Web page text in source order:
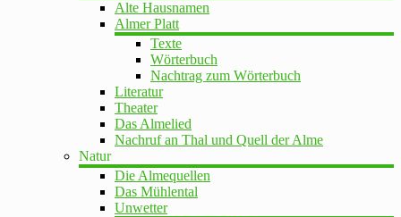
Alte Hausnamen
Almer Platt
Texte
Wörterbuch
Nachtrag zum Wörterbuch
Literatur
Theater
Das Almelied
Nachruf an Thal und Quell der Alme
Natur
Die Almequellen
Das Mühlental
Unwetter